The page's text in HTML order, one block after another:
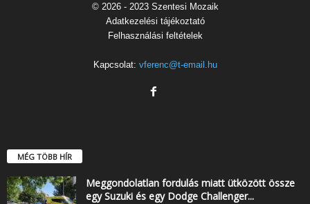
© 2026 - 2023 Szentesi Mozaik
Adatkezelési tájékoztató
Felhasználási feltételek
Kapcsolat: vferenc@t-email.hu
MÉG TÖBB HÍR
Meggondolatlan fordulás miatt ütközött össze
egy Suzuki és egy Dodge Challenger...